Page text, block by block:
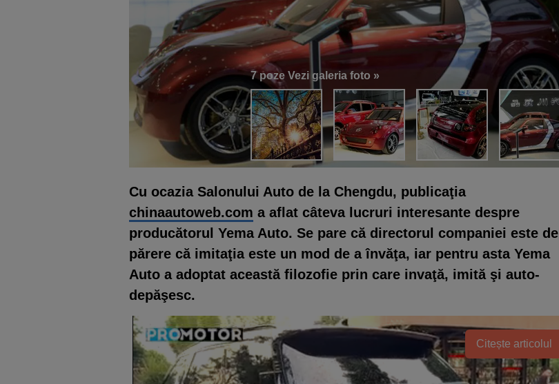
7 poze Vezi galeria foto »
Cu ocazia Salonului Auto de la Chengdu, publicaţia
chinaautoweb.com a aflat câteva lucruri interesante despre
producătorul Yema Auto. Se pare că directorul companiei este de
părere că imitaţia este un mod de a învăţa, iar pentru asta Yema
Auto a adoptat această filozofie prin care invaţă, imită şi auto-
depăşesc.
Citește articolul